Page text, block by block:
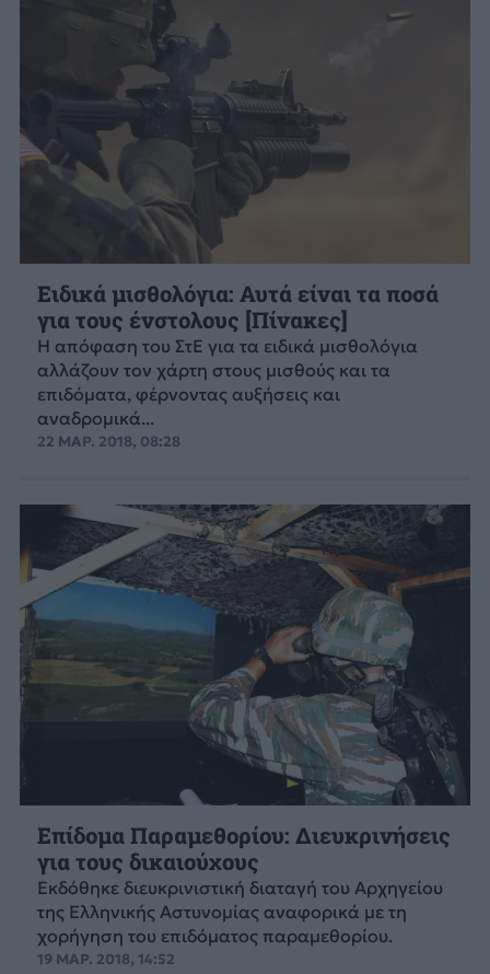
Ειδικά μισθολόγια: Αυτά είναι τα ποσά
για τους ένστολους [Πίνακες]
Η απόφαση του ΣτΕ για τα ειδικά μισθολόγια
αλλάζουν τον χάρτη στους μισθούς και τα
επιδόματα, φέρνοντας αυξήσεις και
αναδρομικά...
22 ΜΑΡ. 2018, 08:28
Επίδομα Παραμεθορίου: Διευκρινήσεις
για τους δικαιούχους
Eκδόθηκε διευκρινιστική διαταγή του Αρχηγείου
της Ελληνικής Αστυνομίας αναφορικά με τη
χορήγηση του επιδόματος παραμεθορίου.
19 ΜΑΡ. 2018, 14:52